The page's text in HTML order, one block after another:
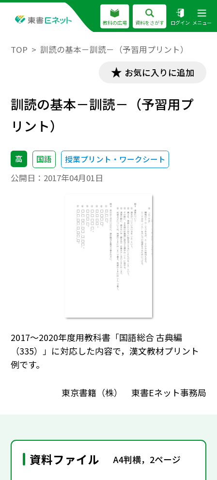
教科の広場 資料をさがす ログイン メニュー
TOP 訓読の基本－訓読－（予習用プリント）
お気に入りに追加
訓読の基本－訓読－（予習用プ
リント）
高 国語 授業プリント・ワークシート
公開日： 2017年04月01日
2017～2020年度用教科書「国語総合 古典編
（335）」に対応した内容で，漢文教材プリント
例です。
東京書籍（株） 東書Eネット事務局
資料ファイル A4判横，2ページ